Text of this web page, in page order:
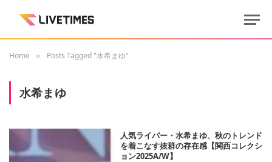
Home » Posts Tagged "水希まゆ"
水希まゆ
人気ライバー・水希まゆ、秋のトレンド
を着こなす抜群の存在感【関西コレクシ
ョン2025A/W】